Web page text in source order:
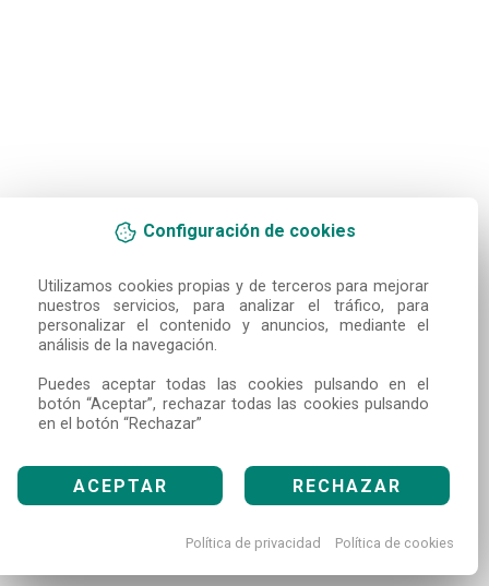
Configuración de cookies
Utilizamos cookies propias y de terceros para mejorar
nuestros servicios, para analizar el tráfico, para
personalizar el contenido y anuncios, mediante el
análisis de la navegación.
Puedes aceptar todas las cookies pulsando en el
botón “Aceptar”, rechazar todas las cookies pulsando
en el botón “Rechazar”
ACEPTAR RECHAZAR
Política de privacidad Política de cookies